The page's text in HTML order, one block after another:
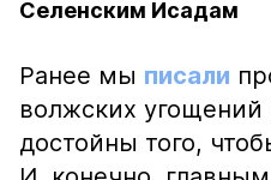
Селенским Исадам
Ранее мы писали
волжских угощений
достойны того,